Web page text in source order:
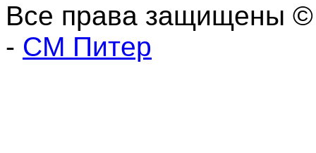
Все права защищены
- СМ Питер